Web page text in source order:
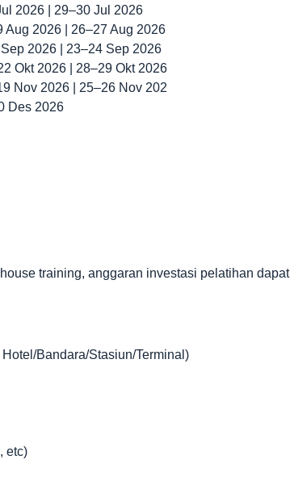
2026 | 29–30 Jul 2026
Aug 2026 | 26–27 Aug 2026
2026 | 23–24 Sep 2026
Okt 2026 | 28–29 Okt 2026
Nov 2026 | 25–26 Nov 202
Des 2026
training, anggaran investasi pelatihan dapat
Bandara/Stasiun/Terminal)
etc)